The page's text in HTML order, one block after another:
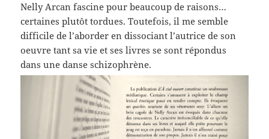
Nelly Arcan fascine pour beaucoup de raisons…
certaines plutôt tordues. Toutefois, il me semble
difficile de l’aborder en dissociant l’autrice de son
oeuvre tant sa vie et ses livres se sont répondus
dans une danse schizophrène.